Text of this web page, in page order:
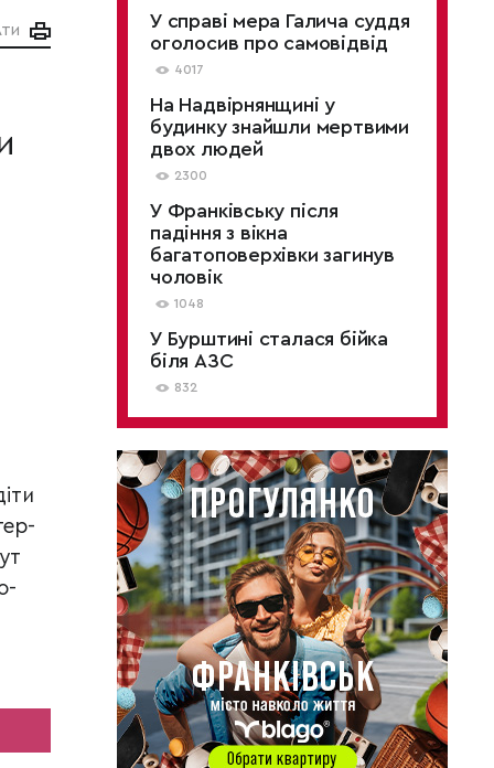
У справі мера Галича суддя
оголосив про самовідвід
4017
На Надвірнянщині у
будинку знайшли мертвими
двох людей
2300
У Франківську після
падіння з вікна
багатоповерхівки загинув
чоловік
1048
У Бурштині сталася бійка
біля АЗС
832